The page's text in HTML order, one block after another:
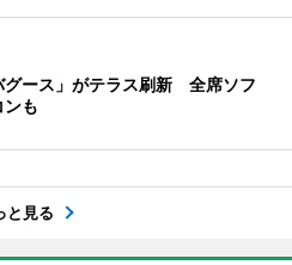
グース」がテラス刷新 全席ソフ
ンも
と見る